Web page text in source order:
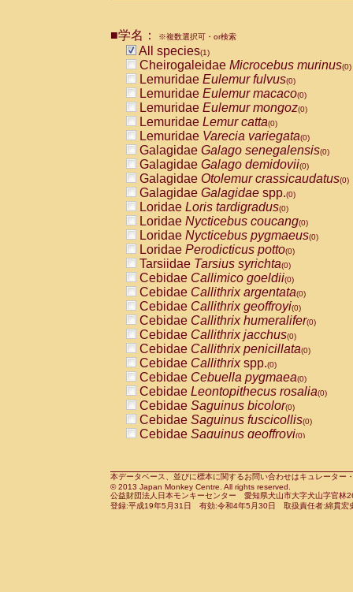
CebidaeCebus nigrivittatus
CebidaeCebus
CebidaeSaimiri boliviensis(0)
CebidaeSaimiri sciureus(0)
AtelidaeAlouatta caraya(0)
AtelidaeAlouatta fusca(0)
AtelidaeAlouatta seniculus
AtelidaeAlouattaspp.(0)
AtelidaeAteles belzebuth(0)
AtelidaeAteles geoffroyi(0)
AtelidaeAteles paniscus(0)
AtelidaeAtelesspp.(0)
Atelidae Lagothrix lagothricha
AtelidaeLagothrix lagothricha cana
PitheciidaeCacajao calvus
PitheciidaeCallicebus cupreus
PitheciidaeCallicebus donacophilus
PitheciidaeCallicebus moloch
PitheciidaeCallicebus torquatus
PitheciidaeCallicebusspp.(0)
PitheciidaeChiropotes satanas(0)
PitheciidaePithecia monachus
PitheciidaePithecia pithecia(0)
CercopithecidaeCercocebus agilis
CercopithecidaeCercocebus
CercopithecidaeCercocebus
CercopithecidaeCercocebus
CercopithecidaeCercocebus
CercopithecidaeCercocebushybrid
CercopithecidaePapio anubis(0)
CercopithecidaePapio cynocephalus
CercopithecidaePapio hamadryas(0)
■学名： ※複数選択可・or検索
All species(1)
Cheirogaleidae Microcebus murinus(0)
Lemuridae Eulemur fulvus(0)
Lemuridae Eulemur macaco(0)
Lemuridae Eulemur mongoz(0)
Lemuridae Lemur catta(0)
Lemuridae Varecia variegata(0)
Galagidae Galago senegalensis(0)
Galagidae Galago demidovii(0)
Galagidae Otolemur crassicaudatus(0)
Galagidae Galagidae spp.(0)
Loridae Loris tardigradus(0)
Loridae Nycticebus coucang(0)
Loridae Nycticebus pygmaeus(0)
Loridae Perodicticus potto(0)
Tarsiidae Tarsius syrichta(0)
Cebidae Callimico goeldii(0)
Cebidae Callithrix argentata(0)
Cebidae Callithrix geoffroyi(0)
Cebidae Callithrix humeralifer(0)
Cebidae Callithrix jacchus(0)
Cebidae Callithrix penicillata(0)
Cebidae Callithrixspp.(0)
Cebidae Cebuella pygmaea(0)
Cebidae Leontopithecus rosalia(0)
Cebidae Saguinus bicolor(0)
Cebidae Saguinus fuscicollis(0)
Cebidae Saguinus geoffroyi(0)
CebidaeSaguinus leucopus(0)
CebidaeSaguinus midas(0)
Cebidae Saguinus mystax(0)
本データベース、並びに標本に関するお問い合わせはキュレータ
© 2013 Japan Monkey Centre. All rights reserved.
公益財団法人日本モンキーセンター 愛知県犬山市大字犬山字官
登録:平成19年5月31日 有効:令和4年5月30日 取扱責任者:綿貫宏